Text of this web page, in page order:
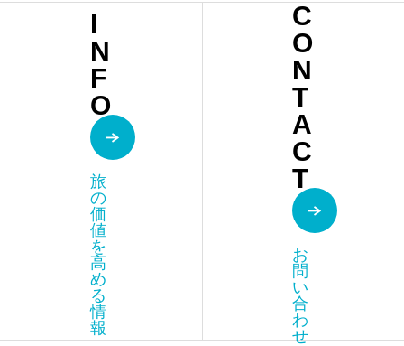
レル
庭園
（JA
RDIN
MAJ
ORE
LLE
）
I
N
F
O
旅
の
価
値
を
高
め
る
情
報
C
O
N
T
A
C
T
お
問
い
合
わ
せ